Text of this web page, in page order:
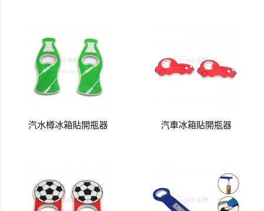
汽水樽冰箱貼開瓶器 汽車冰箱貼開瓶器